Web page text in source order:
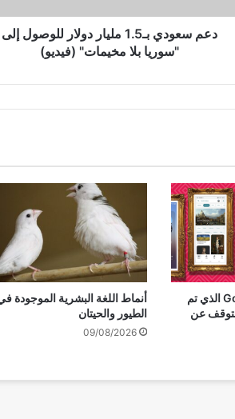
دعم سعودي بـ1.5 مليار دولار للوصول إلى
"سوريا بلا مخيمات" (فيديو)
لقد أعطاني تطبيق Google الذي تم
عن
أنماط اللغة البشرية الموجودة
الطيور والحيتان
09/08/2026